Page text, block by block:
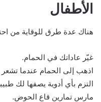
الأطفال
هناك عدة طرق للوقاية من
غيّر عاداتك في الحمام.
اذهب إلى الحمام عندما تشعر
التزم بأي أدوية يصفها لك
مارس تمارين قاع الحوض.